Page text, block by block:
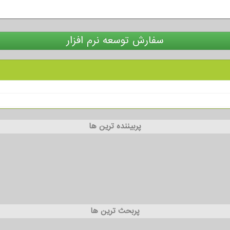
سفارش توسعه نرم افزار
پربیننده ترین ها
پربحث ترین ها